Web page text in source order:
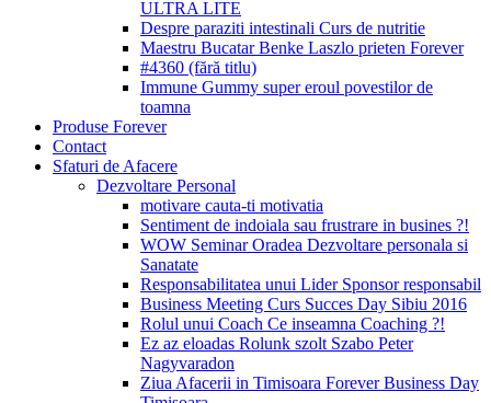
ULTRA LITE
Despre paraziti intestinali Curs de nutritie
Maestru Bucatar Benke Laszlo prieten Forever
#4360 (fără titlu)
Immune Gummy super eroul povestilor de
toamna
Produse Forever
Contact
Sfaturi de Afacere
Dezvoltare Personal
motivare cauta-ti motivatia
Sentiment de indoiala sau frustrare in busines ?!
WOW Seminar Oradea Dezvoltare personala si
Sanatate
Responsabilitatea unui Lider Sponsor responsabil
Business Meeting Curs Succes Day Sibiu 2016
Rolul unui Coach Ce inseamna Coaching ?!
Ez az eloadas Rolunk szolt Szabo Peter
Nagyvaradon
Ziua Afacerii in Timisoara Forever Business Day